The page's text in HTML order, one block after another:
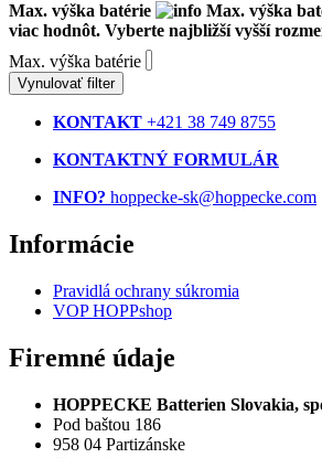
Max. výška batérie
Max. výška
viac hodnôt. Vyberte najbližší vyšší
Max. výška batérie
Vynulovať filter
KONTAKT +421 38 749 8755
KONTAKTNÝ FORMULÁR
INFO? hoppecke-sk@hoppecke.com
Informácie
Pravidlá ochrany súkromia
VOP HOPPshop
Firemné údaje
HOPPECKE Batterien Slovakia,
Pod baštou 186
958 04 Partizánske